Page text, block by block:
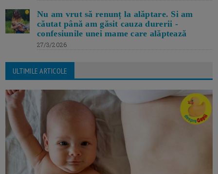
Nu am vrut să renunț la alăptare. Si am
căutat până am găsit cauza durerii -
confesiunile unei mame care alăptează
27/3/2026
ULTIMILE ARTICOLE